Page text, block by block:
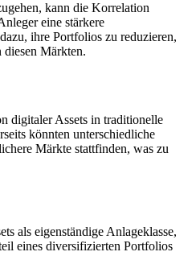
kann die Korrelation
eine stärkere
ihre Portfolios zu reduzieren,
Märkten.
digitaler Assets in traditionelle
könnten unterschiedliche
Märkte stattfinden, was zu
als eigenständige Anlageklasse,
eines diversifizierten Portfolios